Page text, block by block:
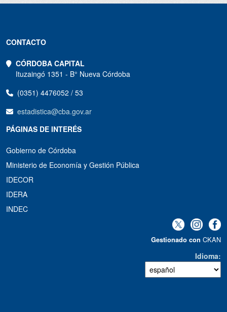
CONTACTO
CÓRDOBA CAPITAL
Ituzaingó 1351 - B° Nueva Córdoba
(0351) 4476052 / 53
estadistica@cba.gov.ar
PÁGINAS DE INTERÉS
Gobierno de Córdoba
Ministerio de Economía y Gestión Pública
IDECOR
IDERA
INDEC
Gestionado con CKAN
Idioma